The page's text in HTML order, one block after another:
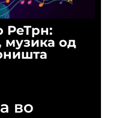
РеТрн:
музика од
во